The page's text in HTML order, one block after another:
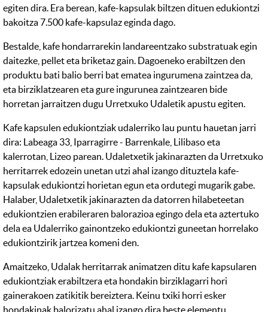
egiten dira. Era berean, kafe-kapsulak biltzen dituen edukiontzi
bakoitza 7.500 kafe-kapsulaz eginda dago.
Bestalde, kafe hondarrarekin landareentzako substratuak egin
daitezke, pellet eta briketaz gain. Dagoeneko erabiltzen den
produktu bati balio berri bat ematea ingurumena zaintzea da,
eta birziklatzearen eta gure ingurunea zaintzearen bide
horretan jarraitzen dugu Urretxuko Udaletik apustu egiten.
Kafe kapsulen edukiontziak udalerriko lau puntu hauetan jarri
dira: Labeaga 33, Iparragirre - Barrenkale, Lilibaso eta
kalerrotan, Lizeo parean. Udaletxetik jakinarazten da Urretxuko
herritarrek edozein unetan utzi ahal izango dituztela kafe-
kapsulak edukiontzi horietan egun eta ordutegi mugarik gabe.
Halaber, Udaletxetik jakinarazten da datorren hilabeteetan
edukiontzien erabileraren balorazioa egingo dela eta aztertuko
dela ea Udalerriko gainontzeko edukiontzi guneetan horrelako
edukiontzirik jartzea komeni den.
Amaitzeko, Udalak herritarrak animatzen ditu kafe kapsularen
edukiontziak erabiltzera eta hondakin birziklagarri hori
gainerakoen zatikitik bereiztera. Keinu txiki horri esker
hondakinak balorizatu ahal izango dira beste elementu